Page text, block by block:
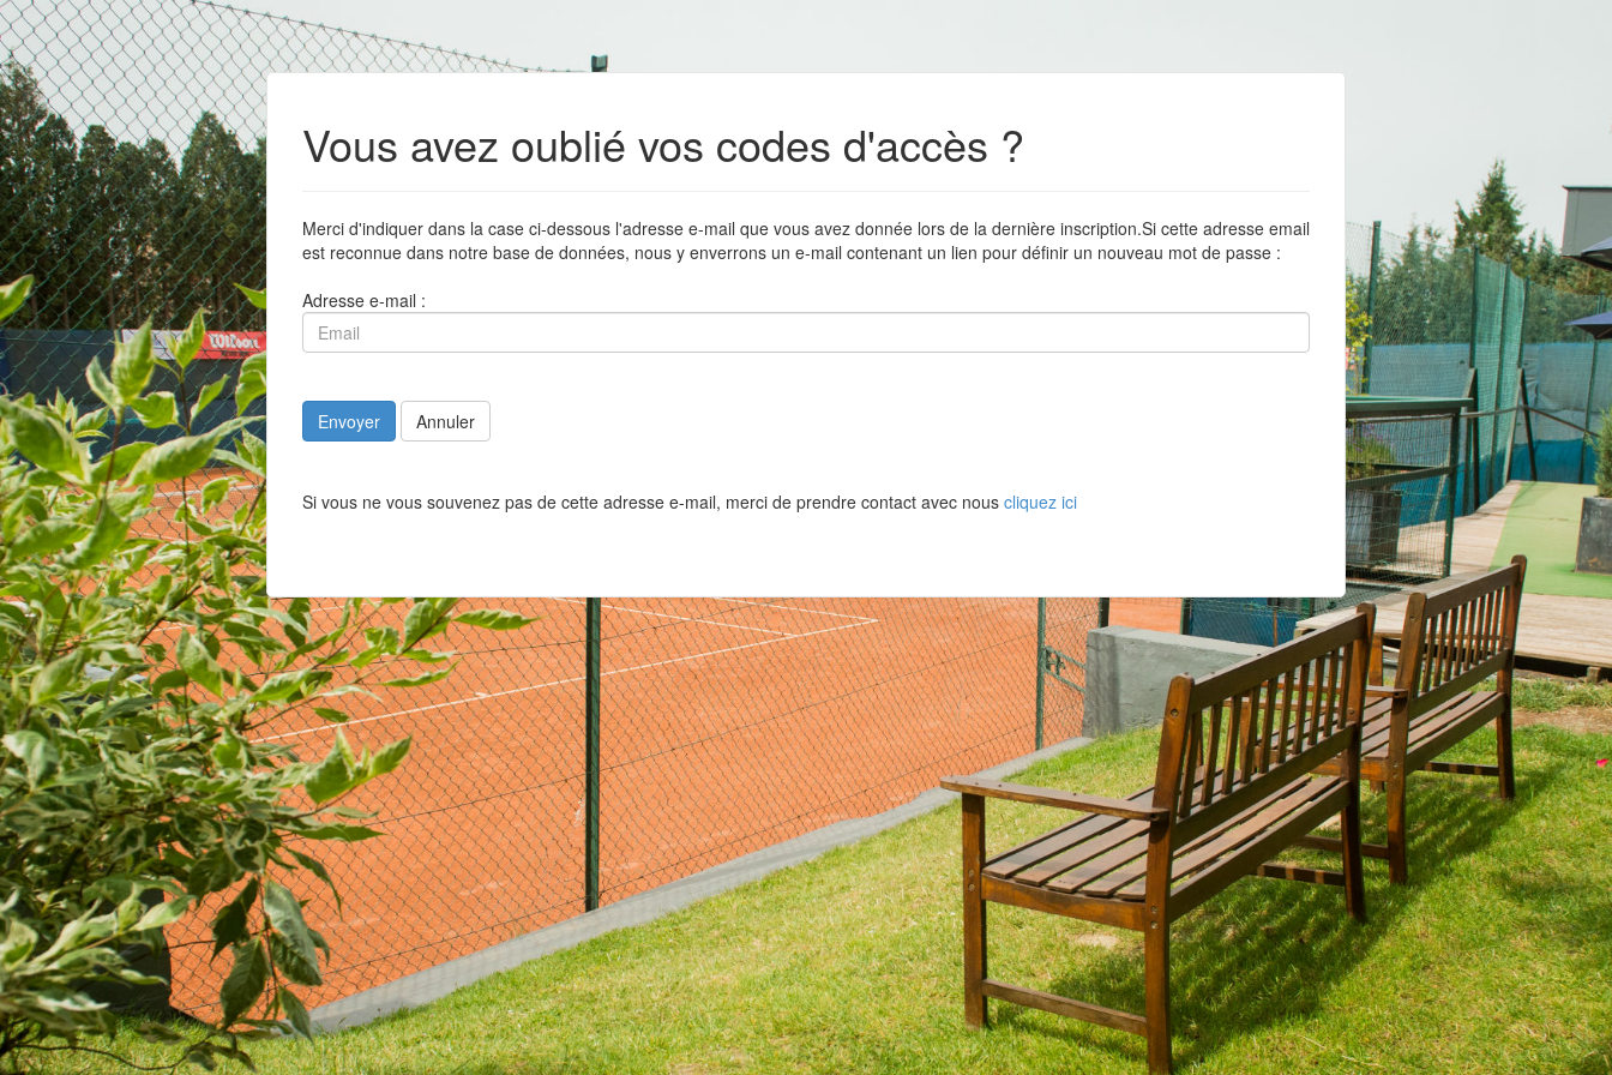
Vous avez oublié vos codes d'accès ?
Merci d'indiquer dans la case ci-dessous l'adresse e-mail que vous avez donnée lors de la dernière inscription.Si cette adresse email
est reconnue dans notre base de données, nous y enverrons un e-mail contenant un lien pour définir un nouveau mot de passe :
Adresse e-mail :
Envoyer Annuler
Si vous ne vous souvenez pas de cette adresse e-mail, merci de prendre contact avec nous cliquez ici